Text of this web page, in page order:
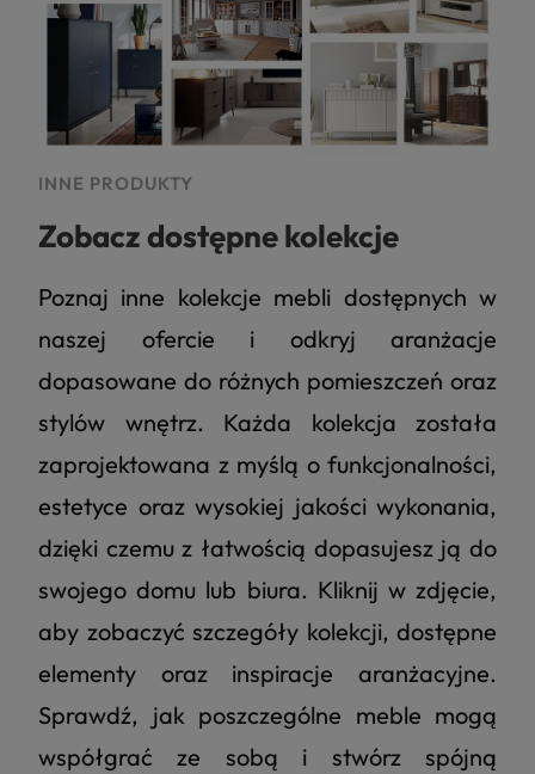
INNE PRODUKTY
Zobacz dostępne kolekcje
Poznaj inne kolekcje mebli dostępnych w
naszej ofercie i odkryj aranżacje
dopasowane do różnych pomieszczeń oraz
stylów wnętrz. Każda kolekcja została
zaprojektowana z myślą o funkcjonalności,
estetyce oraz wysokiej jakości wykonania,
dzięki czemu z łatwością dopasujesz ją do
swojego domu lub biura. Kliknij w zdjęcie,
aby zobaczyć szczegóły kolekcji, dostępne
elementy oraz inspiracje aranżacyjne.
Sprawdź, jak poszczególne meble mogą
współgrać ze sobą i stwórz spójną